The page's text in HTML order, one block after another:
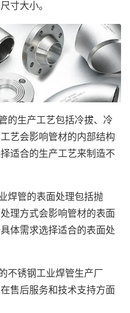
寸大小。
的生产工艺包括冷拔、冷
艺会影响管材的内部结构
适合的生产工艺来制造不
焊管的表面处理包括抛
理方式会影响管材的表面
体需求选择适合的表面处
不锈钢工业焊管生产厂
售后服务和技术支持方面